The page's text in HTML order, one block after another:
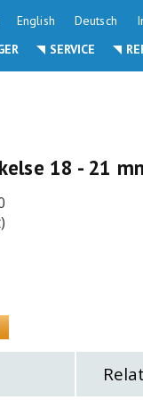
English Deutsch
SERVICE
18 - 21